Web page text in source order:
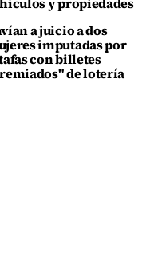
a juicio a dos
imputadas por
con billetes
de lotería